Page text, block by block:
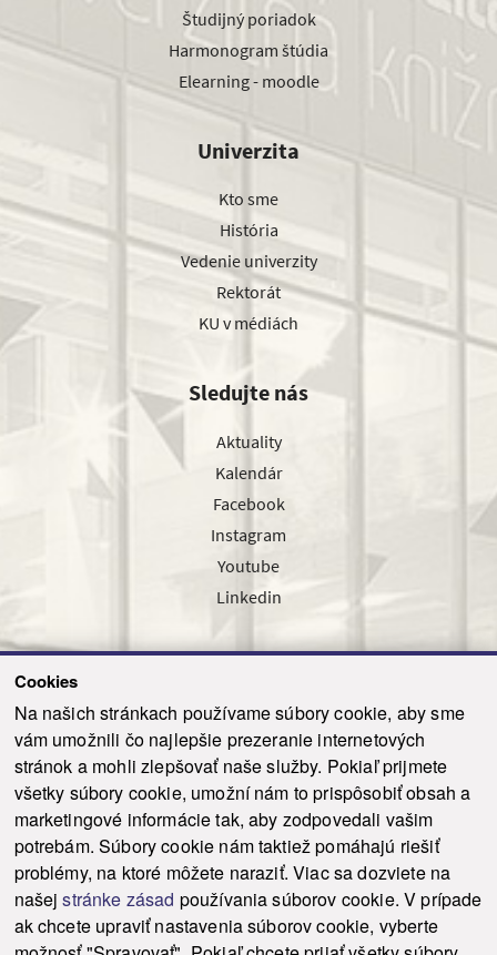
Cookies
Na našich stránkach používame súbory cookie, aby sme
vám umožnili čo najlepšie prezeranie internetových
stránok a mohli zlepšovať naše služby. Pokiaľ prijmete
všetky súbory cookie, umožní nám to prispôsobiť obsah a
marketingové informácie tak, aby zodpovedali vašim
potrebám. Súbory cookie nám taktiež pomáhajú riešiť
problémy, na ktoré môžete naraziť. Viac sa dozviete na
našejstránke zásad používania súborov cookie. V prípade
ak chcete upraviť nastavenia súborov cookie, vyberte
Študijný poriadok
Harmonogram štúdia
Elearning - moodle
Univerzita
Kto sme
História
Vedenie univerzity
Rektorát
KU v médiách
Sledujte nás
Aktuality
Kalendár
Facebook
Instagram
Youtube
Linkedin
Odoslať
© 2021-2026 ku.sk. Všetky práva vyhradené. | Ochrana osobných údajov
Vyhlásenie o prístupnosti |
Admin